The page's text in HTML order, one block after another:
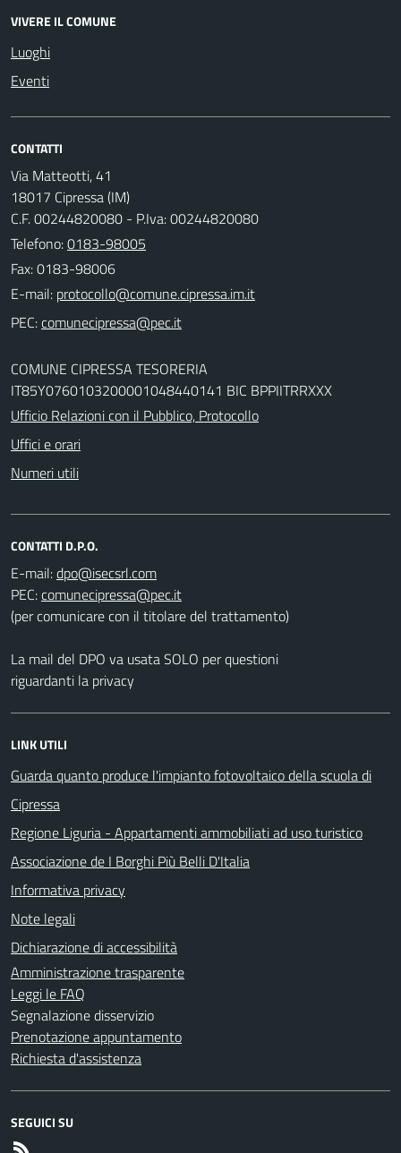
VIVERE IL COMUNE
Luoghi
Eventi
CONTATTI
Via Matteotti, 41
18017 Cipressa (IM)
C.F. 00244820080 - P.Iva: 00244820080
Telefono:0183-98005
Fax: 0183-98006
E-mail:
PEC:
COMUNE CIPRESSA TESORERIA
IT85Y0760103200001048440141 BIC BPPIITRRXXX
Ufficio Relazioni con il Pubblico, Protocollo
Uffici e orari
Numeri utili
CONTATTI D.P.O.
E-mail:
PEC:
(per comunicare con il titolare del trattamento)
La mail del DPO va usata SOLO per questioni
riguardanti la privacy
LINK UTILI
Guarda quanto produce l'impianto fotovoltaico della scuola di
Cipressa
Regione Liguria - Appartamenti ammobiliati ad uso turistico
Associazione de I Borghi Più Belli D'Italia
Informativa privacy
Note legali
Dichiarazione di accessibilità
Amministrazione trasparente
Leggi le FAQ
Segnalazione disservizio
Prenotazione appuntamento
Richiesta d'assistenza
SEGUICI SU